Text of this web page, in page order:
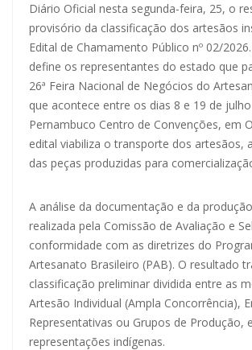
Diário Oficial nesta segunda-feira, 25, o
provisório da classificação dos artesãos
Edital de Chamamento Público nº 02/
define os representantes do estado que
26ª Feira Nacional de Negócios do
que acontece entre os dias 8 e 19 de
Pernambuco Centro de Convenções, em
edital viabiliza o transporte dos artesãos,
das peças produzidas para
A análise da documentação e da
realizada pela Comissão de Avaliação e
conformidade com as diretrizes do
Artesanato Brasileiro (PAB). O resultado
classificação preliminar dividida entre as
Artesão Individual (Ampla Concorrência),
Representativas ou Grupos de Produção, e
representações indígenas.